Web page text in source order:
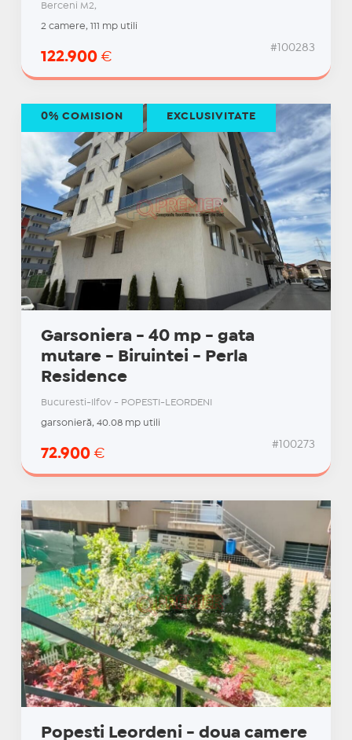
Berceni M2,
2 camere, 111 mp utili
122.900 €
#100283
Garsoniera - 40 mp - gata
mutare - Biruintei - Perla
Residence
Bucuresti-Ilfov - POPESTI-LEORDENI
garsonieră, 40.08 mp utili
72.900 €
#100273
0% COMISION EXCLUSIVITATE
Popesti Leordeni - doua camere